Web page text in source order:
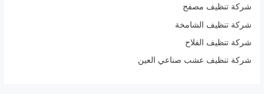
:شركة تنظيف مصفح
شركة تنظيف الشامخة
شركة تنظيف الفلاح
شركة تنظيف عشب صناعي العين